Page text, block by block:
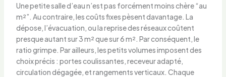
Une petite salle d’eau n’est pas forcément moins chère “au
m²”. Au contraire, les coûts fixes pèsent davantage. La
dépose, l’évacuation, ou la reprise des réseaux coûtent
presque autant sur 3 m² que sur 6 m². Par conséquent, le
ratio grimpe. Par ailleurs, les petits volumes imposent des
choix précis : portes coulissantes, receveur adapté,
circulation dégagée, et rangements verticaux. Chaque